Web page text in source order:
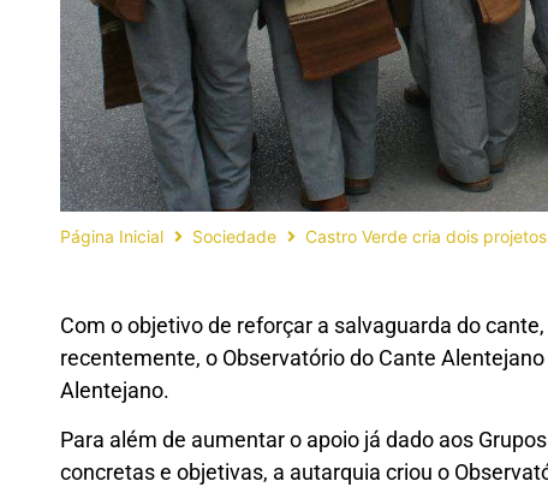
Página Inicial Sociedade Castro Verde cria dois
Com o objetivo de reforçar a salvaguarda do
recentemente, o Observatório do Cante
Alentejano.
Para além de aumentar o apoio já dado aos
concretas e objetivas, a autarquia criou o